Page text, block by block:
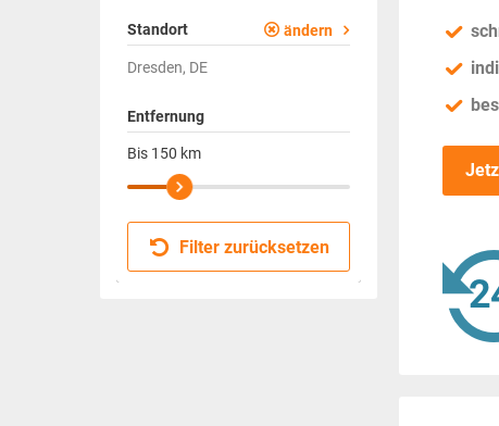
Standort ändern
Dresden, DE
Entfernung
Bis 150 km
Filter zurücksetzen